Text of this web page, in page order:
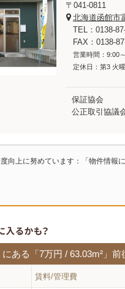
〒041-0811
北海道函館市
TEL：0138-
FAX：0138-
営業時間：9:00
定休日：第3 火
保証協会
公正取引協議
向上に努めています：「物件情報
ある「7万円 / 63.03m²」前
賃料/管理費